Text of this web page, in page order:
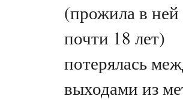
(прожила в ней
почти 18 лет)
потерялась
выходами из